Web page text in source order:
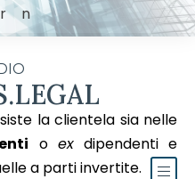
la clientela sia nelle
o exdipendenti e
a parti invertite.